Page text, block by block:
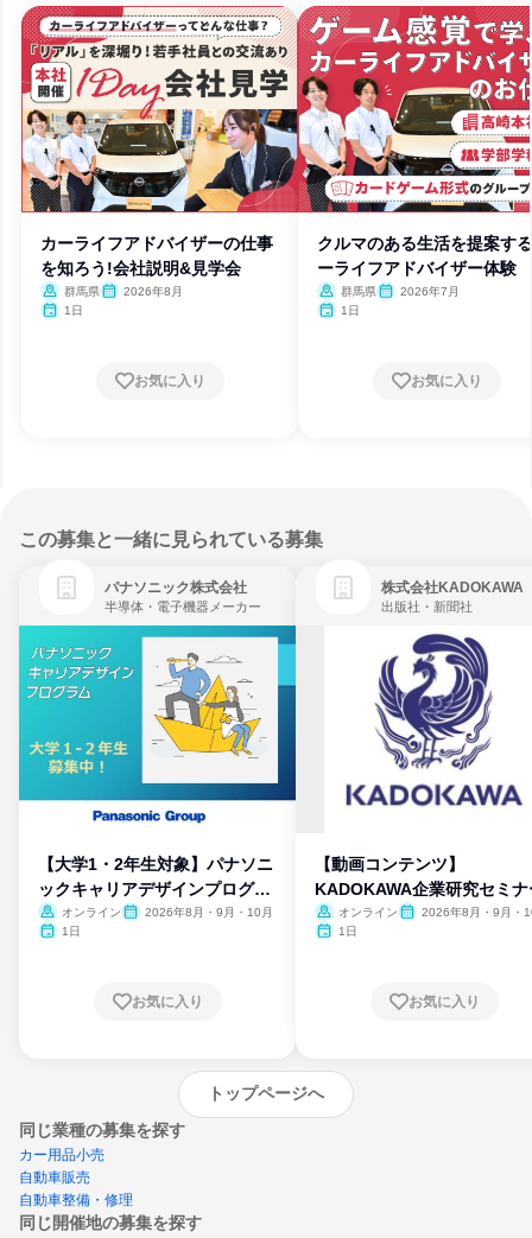
カーライフアドバイザーの仕事
を知ろう!会社説明&見学会
群馬県
2026年8月
1日
お気に入り
クルマのある生活を提案す
ーライフアドバイザー体験
群馬県
2026年7月
1日
お気に入り
この募集と一緒に見られている募集
パナソニック株式会社
半導体・電子機器メーカー
【大学1・2年生対象】パナソニ
ックキャリアデザインプログラ
ム
オンライン
2026年8月・9月・10月
1日
お気に入り
株式会社KADOKAWA
出版社・新聞社
【動画コンテンツ】
KADOKAWA企業研究セミナ
オンライン
2026年8月・9月・
1日
お気に入り
トップページへ
同じ業種の募集を探す
カー用品小売
自動車販売
自動車整備・修理
同じ開催地の募集を探す